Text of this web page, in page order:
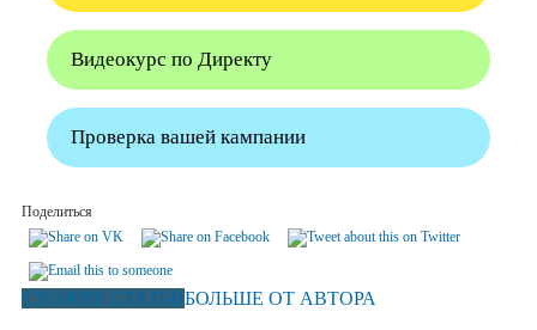
Видеокурс по Директу
Проверка вашей кампании
Поделиться
СХОЖИЕ СТАТЬИБОЛЬШЕ ОТ АВТОРА